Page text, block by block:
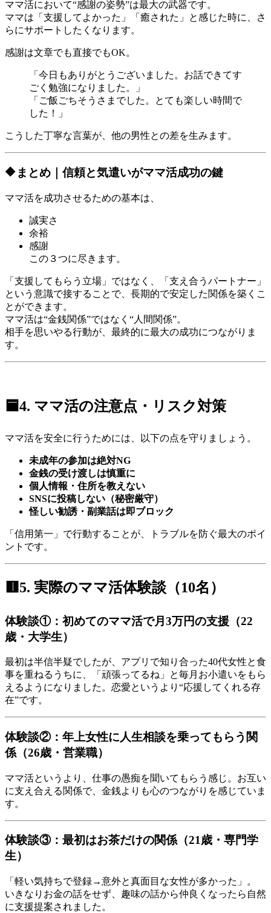
ママ活において“感謝の姿勢”は最大の武器です。
ママは「支援してよかった」「癒された」と感じた時に、さ
らにサポートしたくなります。
感謝は文章でも直接でもOK。
「今日もありがとうございました。お話できてす
ごく勉強になりました。」
「ご飯ごちそうさまでした。とても楽しい時間で
した！」
こうした丁寧な言葉が、他の男性との差を生みます。
🔶まとめ｜信頼と気遣いがママ活成功の鍵
ママ活を成功させるための基本は、
誠実さ
余裕
感謝
この３つに尽きます。
「支援してもらう立場」ではなく、「支え合うパートナー」
という意識で接することで、長期的で安定した関係を築くこ
とができます。
ママ活は“金銭関係”ではなく“人間関係”。
相手を思いやる行動が、最終的に最大の成功につながりま
す。
🟦4. ママ活の注意点・リスク対策
ママ活を安全に行うためには、以下の点を守りましょう。
未成年の参加は絶対NG
金銭の受け渡しは慎重に
個人情報・住所を教えない
SNSに投稿しない（秘密厳守）
怪しい勧誘・副業話は即ブロック
「信用第一」で行動することが、トラブルを防ぐ最大のポイ
ントです。
🟥5. 実際のママ活体験談（10名）
体験談①：初めてのママ活で月3万円の支援（22
歳・大学生）
最初は半信半疑でしたが、アプリで知り合った40代女性と食
事を重ねるうちに、「頑張ってるね」と毎月お小遣いをもら
えるようになりました。恋愛というより“応援してくれる存
在”です。
体験談②：年上女性に人生相談を乗ってもらう関
係（26歳・営業職）
ママ活というより、仕事の愚痴を聞いてもらう感じ。お互い
に支え合える関係で、金銭よりも心のつながりを感じていま
す。
体験談③：最初はお茶だけの関係（21歳・専門学
生）
「軽い気持ちで登録→意外と真面目な女性が多かった」。
いきなりお金の話をせず、趣味の話から仲良くなったら自然
に支援提案されました。